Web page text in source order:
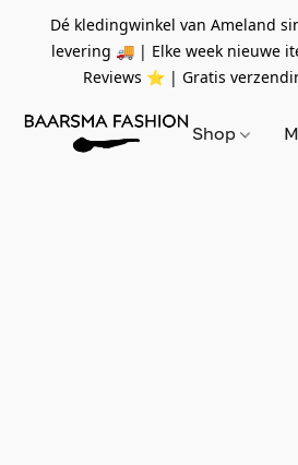
Dé kledingwinkel van Ameland
levering 🚚 | Elke week nieuwe
Reviews ⭐️ | Gratis
Shop